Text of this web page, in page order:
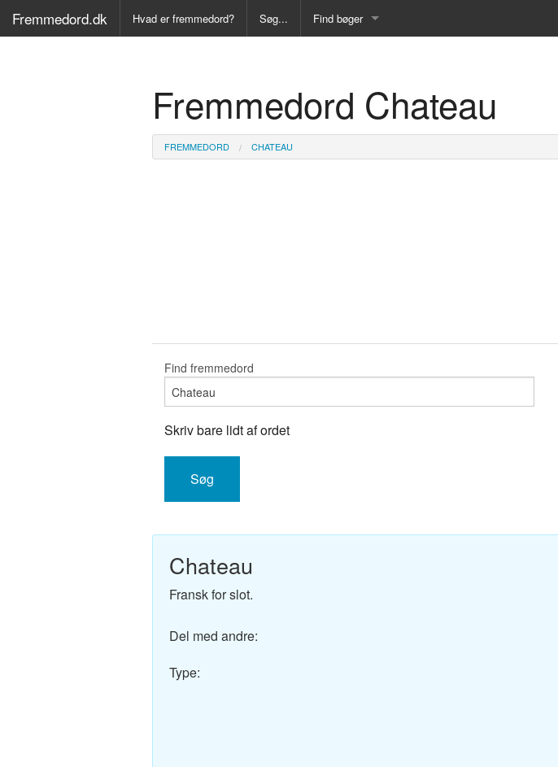
Fremmedord.dk Hvad er fremmedord? Søg... Find bøger
Ordbog over det danske sprog
Fremmedsprog
Engelsk-Dansk ordbog
Fransk-Dansk ordbog
Fremmedord Chateau
FREMMEDORD CHATEAU
Find fremmedord
Skriv bare lidt af ordet
Chateau
Fransk for slot.
Del med andre:
Type: